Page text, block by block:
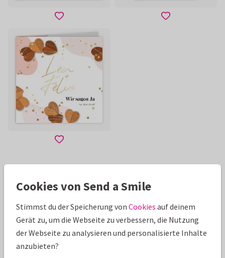
Cookies von Send a Smile
Stimmst du der Speicherung von Cookies auf deinem
Gerät zu, um die Webseite zu verbessern, die Nutzung
der Webseite zu analysieren und personalisierte Inhalte
anzubieten?